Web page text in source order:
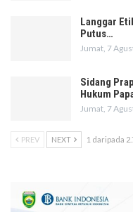
Langgar
Putus…
Jumat, 7
Sidang
Hukum
Jumat, 7
PREV NEXT 1 daripada